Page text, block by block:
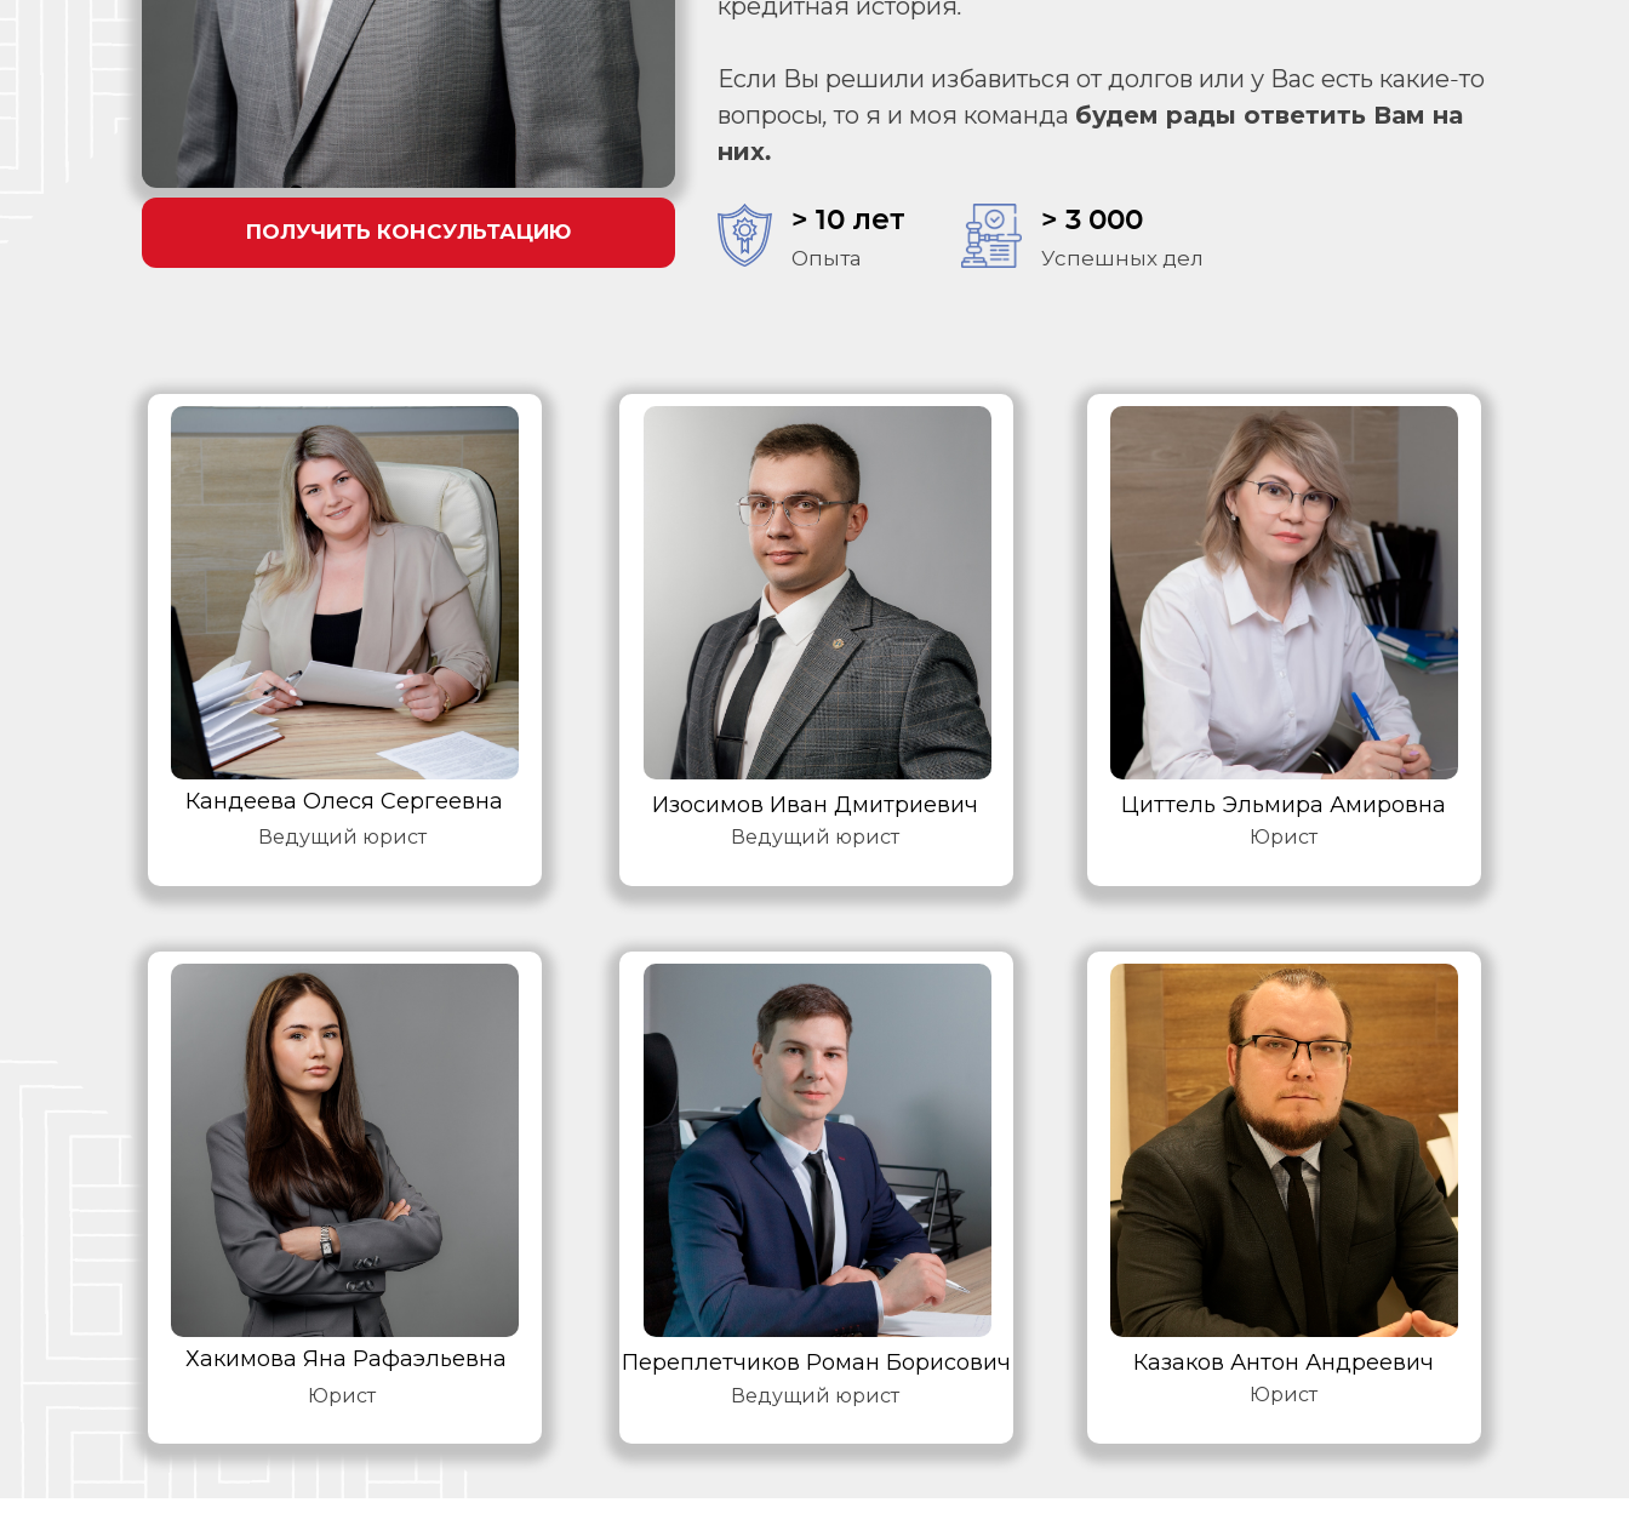
кредитная история.
Если Вы решили избавиться от долгов или у Вас есть какие-то
вопросы, то я и моя команда будем рады ответить Вам на
них.
Опыта
> 10 лет
Успешных дел
> 3 000
ПОЛУЧИТЬ КОНСУЛЬТАЦИЮ
Ведущий юрист
Кандеева Олеся Сергеевна
Ведущий юрист
Изосимов Иван Дмитриевич
Юрист
Циттель Эльмира Амировна
Хакимова Яна Рафаэльевна
Юрист
Переплетчиков Роман Борисович
Ведущий юрист
Казаков Антон Андреевич
Юрист